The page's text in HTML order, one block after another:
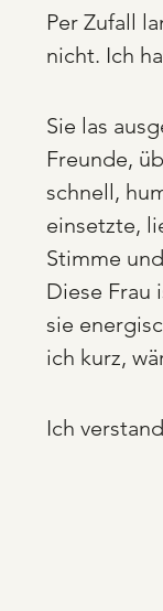
Per Zufall
nicht. Ich
Sie las
Freunde,
schnell,
einsetzte,
Stimme
Diese Frau
sie
ich kurz,
Ich